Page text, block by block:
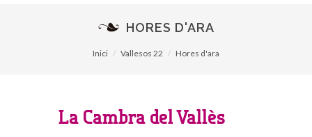
HORES D'ARA
Inici Vallesos 22 Hores d'ara
La Cambra del Vallès